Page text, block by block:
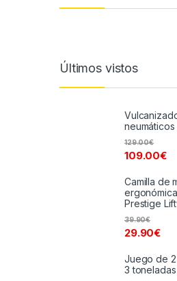
Últimos vistos
109.00€
129.00€
Camilla de
Prestige
29.90€
39.90€
Juego de
3